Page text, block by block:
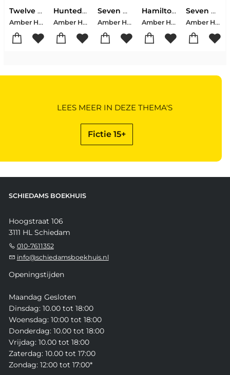
Twelve Dark Hours
Amber Hamilton
Hunted in Plain Sight: Gangstalking: Inside the world of Multiple of Coordinated Stalking
Amber Hamilton Devlin
Seven Deadly Thorns
Amber Hamilton
Hamilton, A: Seven Deadly Thorns
Amber Hamilton
Seven Deadly Thorns
Amber Hamilton
Fictie 15+
LEES MEER IN DEZE THEMA'S
SCHIEDAMS BOEKHUIS
Hoogstraat 106
3111 HL Schiedam
010-7611352
info@schiedamsboekhuis.nl
Openingstijden
Maandag Gesloten
Dinsdag: 10.00 tot 18:00
Woensdag: 10:00 tot 18:00
Donderdag: 10.00 tot 18:00
Vrijdag: 10.00 tot 18:00
Zaterdag: 10.00 tot 17:00
Zondag: 12:00 tot 17:00*